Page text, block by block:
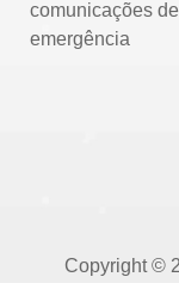
comunicações de
emergência
Copyright ©